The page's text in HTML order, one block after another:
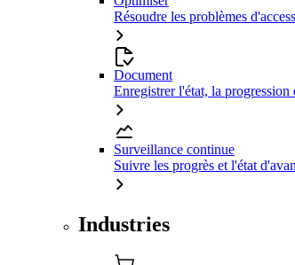
Résoudre les problèmes
Document
Enregistrer l'état, la
Surveillance continue
Suivre les progrès et l'état
Industries